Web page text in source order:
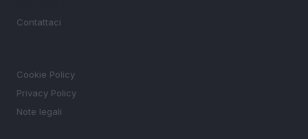
Contattaci
Cookie Policy
Privacy Policy
Note legali